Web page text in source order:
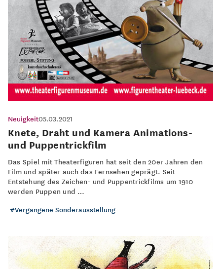
Neuigkeit05.03.2021
Knete, Draht und Kamera Animations-
und Puppentrickfilm
Das Spiel mit Theaterfiguren hat seit den 20er Jahren den
Film und später auch das Fernsehen geprägt. Seit
Entstehung des Zeichen- und Puppentrickfilms um 1910
werden Puppen und …
Vergangene Sonderausstellung